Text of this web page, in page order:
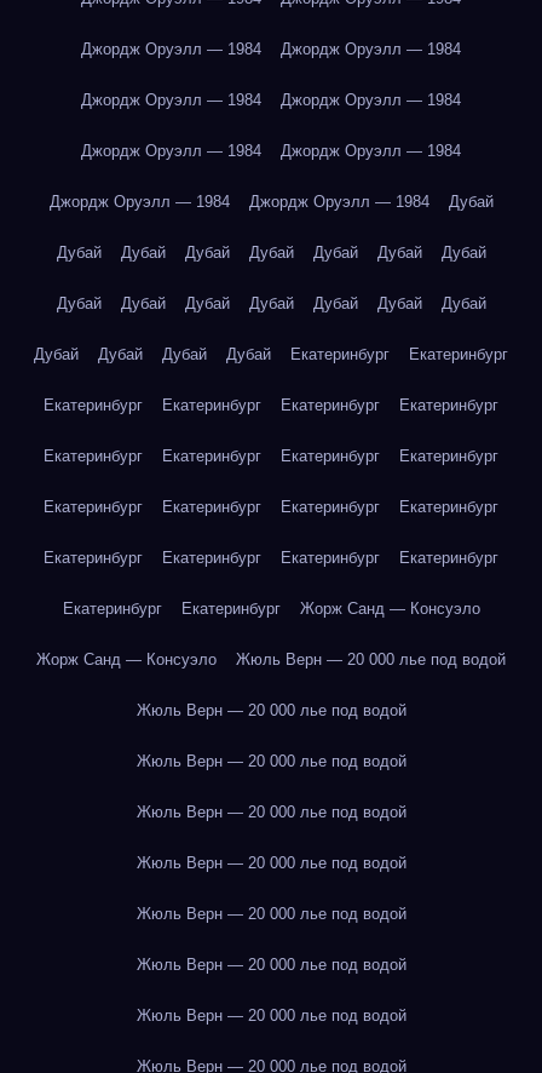
Джордж Оруэлл — 1984 Джордж Оруэлл — 1984
Джордж Оруэлл — 1984 Джордж Оруэлл — 1984
Джордж Оруэлл — 1984 Джордж Оруэлл — 1984
Джордж Оруэлл — 1984 Джордж Оруэлл — 1984 Дубай
Дубай Дубай Дубай Дубай Дубай Дубай Дубай
Дубай Дубай Дубай Дубай Дубай Дубай Дубай
Дубай Дубай Дубай Дубай Екатеринбург Екатеринбург
Екатеринбург Екатеринбург Екатеринбург Екатеринбург
Екатеринбург Екатеринбург Екатеринбург Екатеринбург
Екатеринбург Екатеринбург Екатеринбург Екатеринбург
Екатеринбург Екатеринбург Екатеринбург Екатеринбург
Екатеринбург Екатеринбург Жорж Санд — Консуэло
Жорж Санд — Консуэло Жюль Верн — 20 000 лье под водой
Жюль Верн — 20 000 лье под водой
Жюль Верн — 20 000 лье под водой
Жюль Верн — 20 000 лье под водой
Жюль Верн — 20 000 лье под водой
Жюль Верн — 20 000 лье под водой
Жюль Верн — 20 000 лье под водой
Жюль Верн — 20 000 лье под водой
Жюль Верн — 20 000 лье под водой